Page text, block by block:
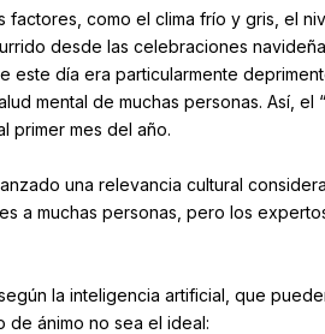
factores, como el clima frío y gris, el
desde las celebraciones
este día era particularmente
mental de muchas personas. Así, el
primer mes del año.
una relevancia cultural
a muchas personas, pero los
la inteligencia artificial, que
ánimo no sea el ideal: